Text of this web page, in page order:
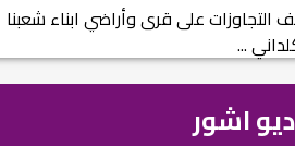
التجاوزات على قرى وأراضي ابناء شعبنا
...
اشور